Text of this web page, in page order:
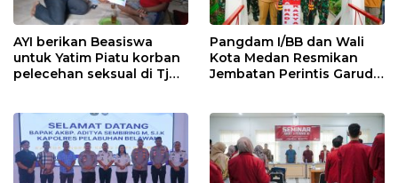
AYI berikan Beasiswa
untuk Yatim Piatu korban
pelecehan seksual di Tj
Pangdam I/BB dan Wali
Kota Medan Resmikan
Jembatan Perintis Garuda,
Maimun